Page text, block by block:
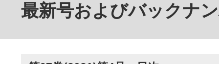
最新号およびバックナ